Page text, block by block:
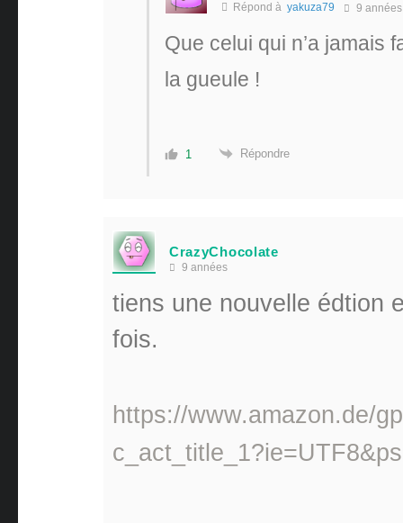
Répond à yakuza79 9 années
Que celui qui n’a jamais
la gueule !
1 Répondre
CrazyChocolate
9 années
tiens une nouvelle édtion
fois.
https://www.amazon.de/